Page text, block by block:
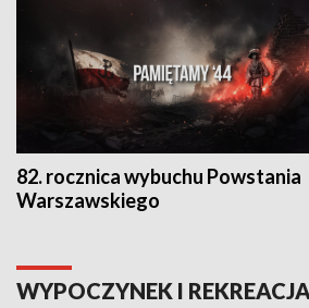
82. rocznica wybuchu Powstania
Warszawskiego
WYPOCZYNEK I